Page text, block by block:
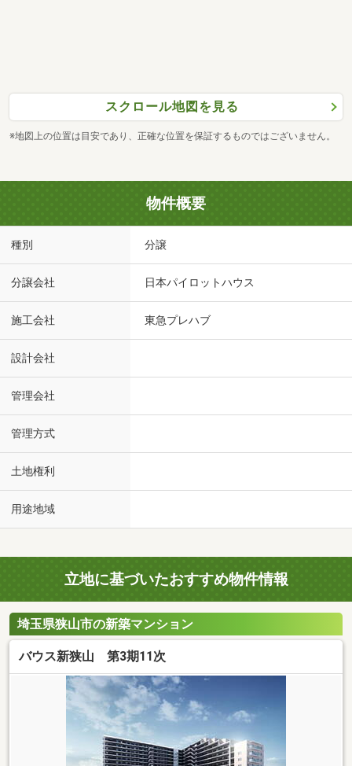
スクロール地図を見る
※地図上の位置は目安であり、正確な位置を保証するものではございません。
物件概要
種別 分譲
分譲会社 日本パイロットハウス
施工会社 東急プレハブ
設計会社
管理会社
管理方式
土地権利
用途地域
立地に基づいたおすすめ物件情報
埼玉県狭山市の新築マンション
バウス新狭山 第3期11次